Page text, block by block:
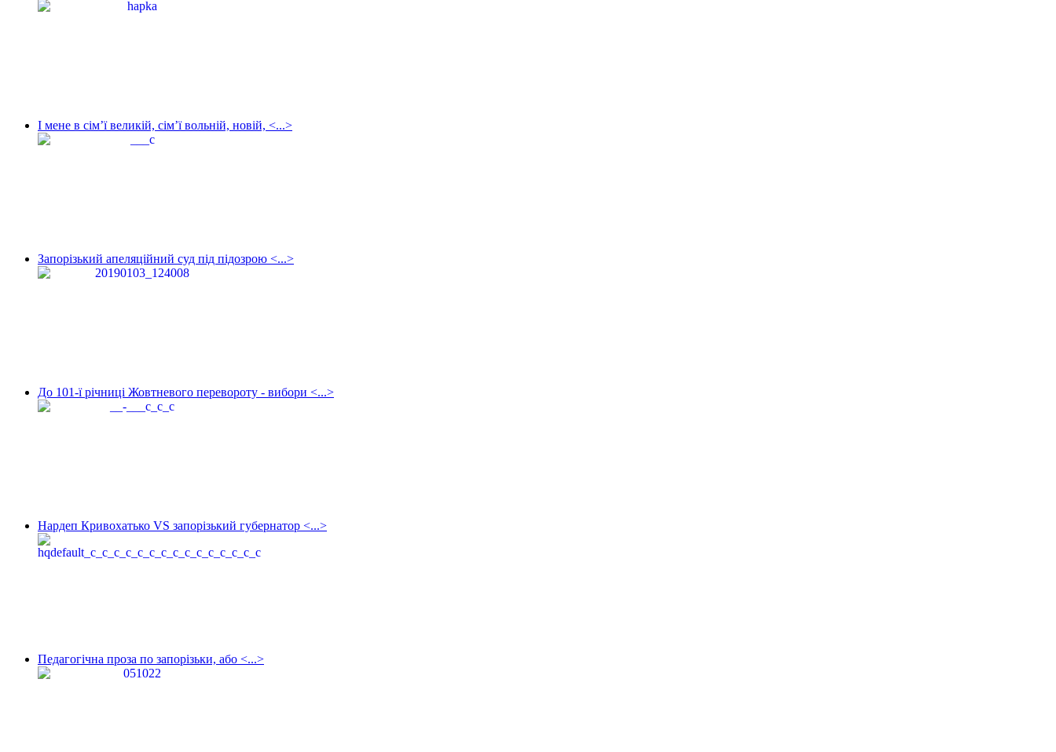
І мене в сім’ї великій, сім’ї вольній, новій, <...>
Запорізький апеляційний суд під підозрою <...>
До 101-ї річниці Жовтневого перевороту - вибори <...>
Нардеп Кривохатько VS запорізький губернатор <...>
Педагогічна проза по запорізьки, або <...>